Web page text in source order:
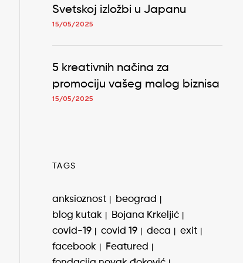
Svetskoj izložbi u Japanu
15/05/2025
5 kreativnih načina za
promociju vašeg malog biznisa
15/05/2025
TAGS
anksioznost
beograd
blog kutak
Bojana Krkeljić
covid-19
covid 19 deca
exit
facebook
Featured